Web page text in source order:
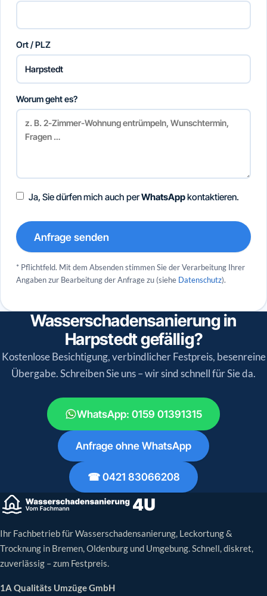
Ort / PLZ
Worum geht es?
Ja, Sie dürfen mich auch perWhatsAppkontaktieren.
Anfrage senden
* Pflichtfeld. Mit dem Absenden stimmen Sie der Verarbeitung Ihrer
Angaben zur Bearbeitung der Anfrage zu (siehe Datenschutz).
Wasserschadensanierung in
Harpstedt gefällig?
Kostenlose Besichtigung, verbindlicher Festpreis, besenreine
Übergabe. Schreiben Sie uns – wir sind schnell für Sie da.
WhatsApp: 0159 01391315
Anfrage ohne WhatsApp
☎ 0421 83066208
Ihr Fachbetrieb für Wasserschadensanierung, Leckortung &
Trocknung in Bremen, Oldenburg und Umgebung. Schnell, diskret,
zuverlässig – zum Festpreis.
1A Qualitäts Umzüge GmbH